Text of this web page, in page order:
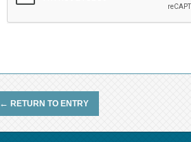
← RETURN TO ENTRY